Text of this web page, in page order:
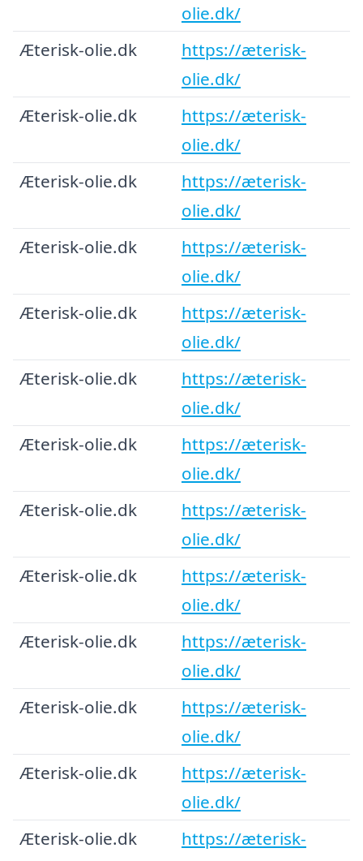
olie.dk/
Æterisk-olie.dk
https://æterisk-
olie.dk/
Æterisk-olie.dk
https://æterisk-
olie.dk/
Æterisk-olie.dk
https://æterisk-
olie.dk/
Æterisk-olie.dk
https://æterisk-
olie.dk/
Æterisk-olie.dk
https://æterisk-
olie.dk/
Æterisk-olie.dk
https://æterisk-
olie.dk/
Æterisk-olie.dk
https://æterisk-
olie.dk/
Æterisk-olie.dk
https://æterisk-
olie.dk/
Æterisk-olie.dk
https://æterisk-
olie.dk/
Æterisk-olie.dk
https://æterisk-
olie.dk/
Æterisk-olie.dk
https://æterisk-
olie.dk/
Æterisk-olie.dk
https://æterisk-
olie.dk/
Æterisk-olie.dk
https://æterisk-